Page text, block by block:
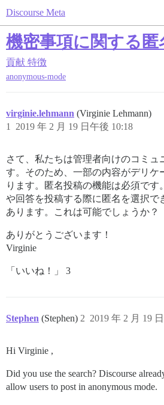
Discourse Meta
機密事項に関する匿
貢献 特徴
anonymous-mode
virginie.lehmann (Virginie Lehmann)
2019 年 2 月 19 日午後 10:18
1
さて、私たちは管理者向けのコミュ
す。そのため、一部の内容がデリケ
ります。匿名投稿の機能は必須です
や回答を投稿する際に匿名を選択で
あります。これは可能でしょうか？
ありがとうございます！
Virginie
「いいね！」 3
Stephen (Stephen) 2019 年 2 月 19
2
Hi Virginie ,
Did you use the search? Discourse
allow users to post in anonymous mode.